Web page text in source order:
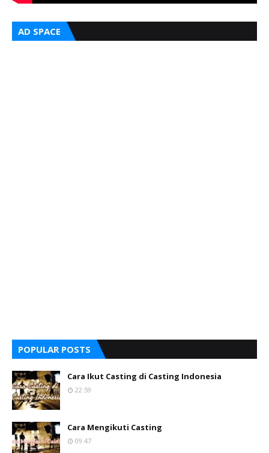
AD SPACE
POPULAR POSTS
Cara Ikut Casting di Casting Indonesia
22.59
Cara Mengikuti Casting
09.47